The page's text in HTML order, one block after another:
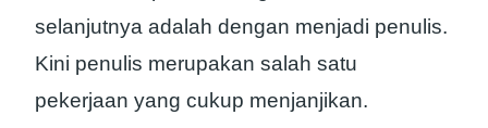
selanjutnya adalah dengan menjadi penulis.
Kini penulis merupakan salah satu
pekerjaan yang cukup menjanjikan.